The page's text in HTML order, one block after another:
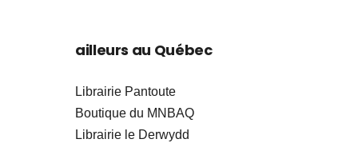
ailleurs au Québec
Librairie Pantoute
Boutique du MNBAQ
Librairie le Derwydd